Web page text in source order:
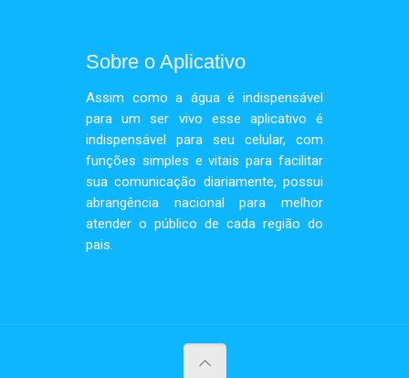
Sobre o Aplicativo
Assim como a água é indispensável
para um ser vivo esse aplicativo é
indispensável para seu celular, com
funções simples e vitais para facilitar
sua comunicação diariamente, possui
abrangência nacional para melhor
atender o público de cada região do
pais.